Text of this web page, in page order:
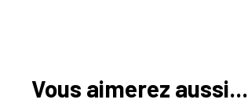
Vous aimerez aussi...